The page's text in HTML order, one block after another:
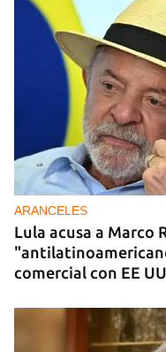
DONACIONES
China entrega
para zonas rurales
ARANCELES
Lula acusa a Marco
comercial con EE UU